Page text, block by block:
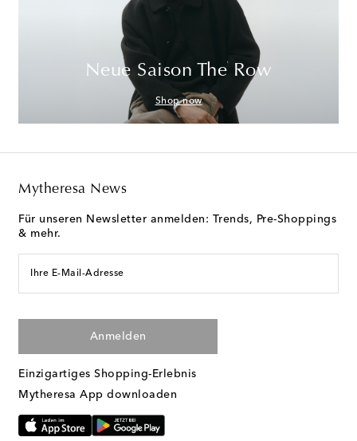
Neue Saison The Row
Shop now
Mytheresa News
Für unseren Newsletter anmelden: Trends, Pre-Shoppings
& mehr.
Ihre E-Mail-Adresse
Anmelden
Einzigartiges Shopping-Erlebnis
Mytheresa App downloaden